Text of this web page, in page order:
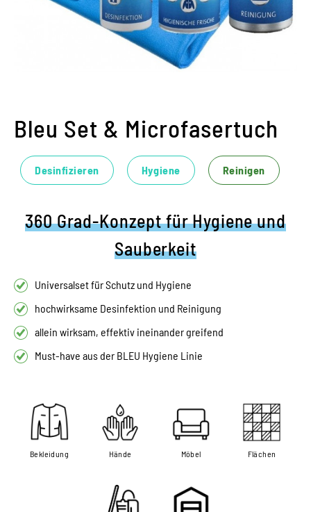
Bleu Set & Microfasertuch
Desinfizieren Hygiene Reinigen
360 Grad-Konzept für Hygiene und
Sauberkeit
Universalset für Schutz und Hygiene
hochwirksame Desinfektion und Reinigung
allein wirksam, effektiv ineinander greifend
Must-have aus der BLEU Hygiene Linie
Bekleidung Hände Möbel Flächen